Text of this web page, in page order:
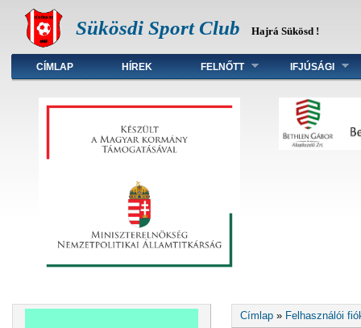
Sükösdi Sport Club Hajrá Sükösd !
Főmenü
CÍMLAP HÍREK FELNŐTT IFJÚSÁGI
Jelenlegi hely
Címlap » Felhasználói